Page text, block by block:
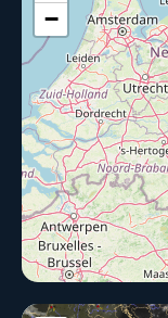
−
Wind